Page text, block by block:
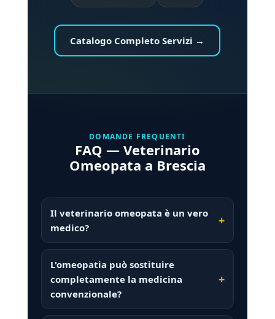
Catalogo Completo Servizi →
DOMANDE FREQUENTI
FAQ — Veterinario
Omeopata a Brescia
Il veterinario omeopata è un vero
medico?
L'omeopatia può sostituire
completamente la medicina
convenzionale?